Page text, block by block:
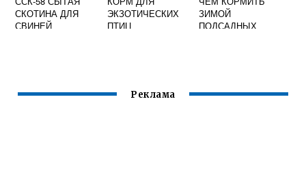
СКОТИНА ДЛЯ
СВИНЕЙ
ЭКЗОТИЧЕСКИХ
ПТИЦ
ЗИМОЙ
ПОДСАДНЫХ
Реклама